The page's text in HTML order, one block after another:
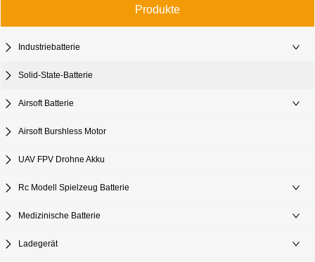
Produkte
Industriebatterie
Solid-State-Batterie
Airsoft Batterie
Airsoft Burshless Motor
UAV FPV Drohne Akku
Rc Modell Spielzeug Batterie
Medizinische Batterie
Ladegerät